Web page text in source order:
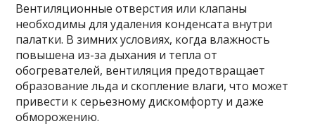
Вентиляционные отверстия или клапаны
необходимы для удаления конденсата внутри
палатки. В зимних условиях, когда влажность
повышена из-за дыхания и тепла от
обогревателей, вентиляция предотвращает
образование льда и скопление влаги, что может
привести к серьезному дискомфорту и даже
обморожению.